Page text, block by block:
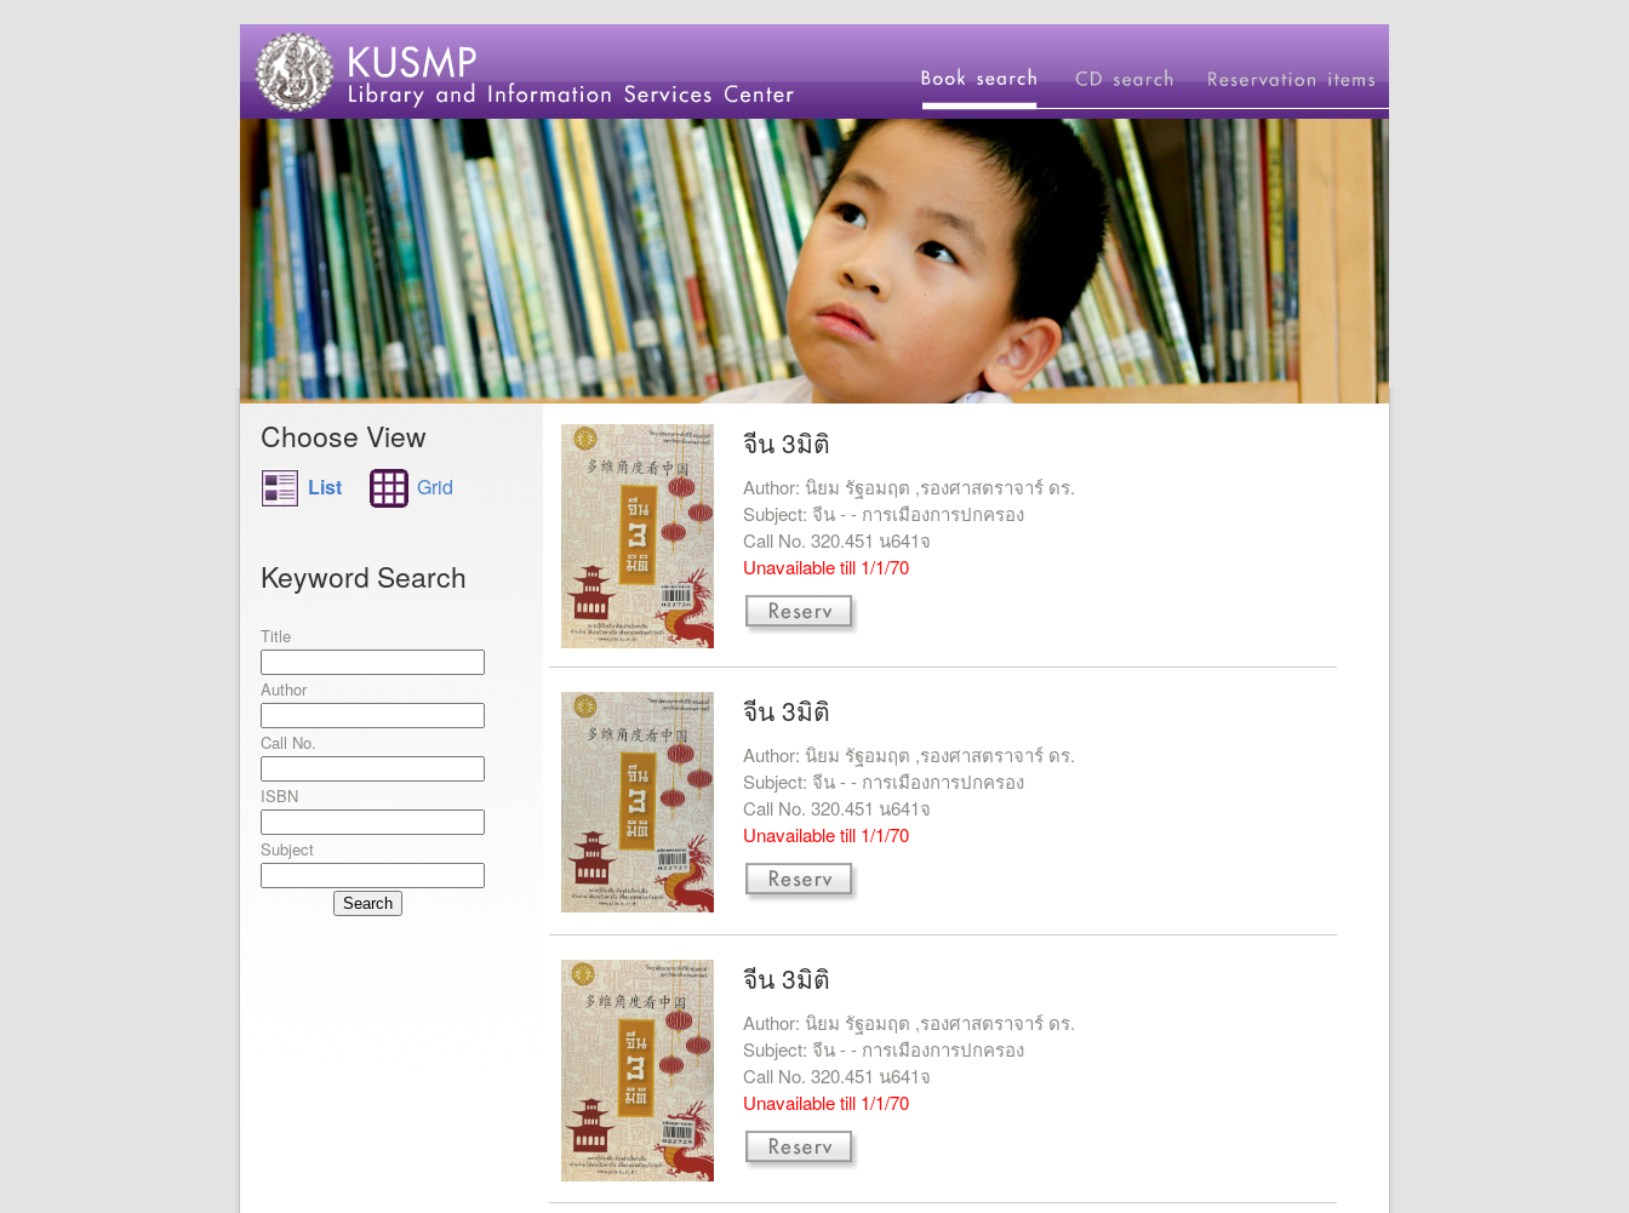
Choose View
List Grid
Keyword Search
Title
Author
Call No.
ISBN
Subject
Search
จีน 3มิติ
Author: นิยม รัฐอมฤต ,รองศาสตราจาร์ ดร.
Subject: จีน - - การเมืองการปกครอง
Call No. 320.451 น641จ
Unavailable till 1/1/70
จีน 3มิติ
Author: นิยม รัฐอมฤต ,รองศาสตราจาร์ ดร.
Subject: จีน - - การเมืองการปกครอง
Call No. 320.451 น641จ
Unavailable till 1/1/70
จีน 3มิติ
Author: นิยม รัฐอมฤต ,รองศาสตราจาร์ ดร.
Subject: จีน - - การเมืองการปกครอง
Call No. 320.451 น641จ
Unavailable till 1/1/70